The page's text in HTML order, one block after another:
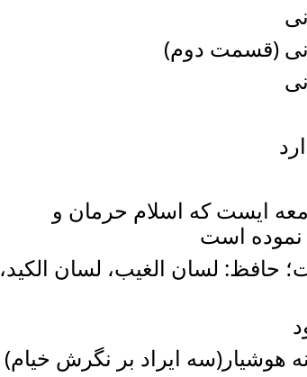
(قسمت دوم)
ایست که اسلام حرمان و
است
حافظ: لسان الغیب، لسان الکید،
هوشیار(سه ایراد بر نگرش خیام)